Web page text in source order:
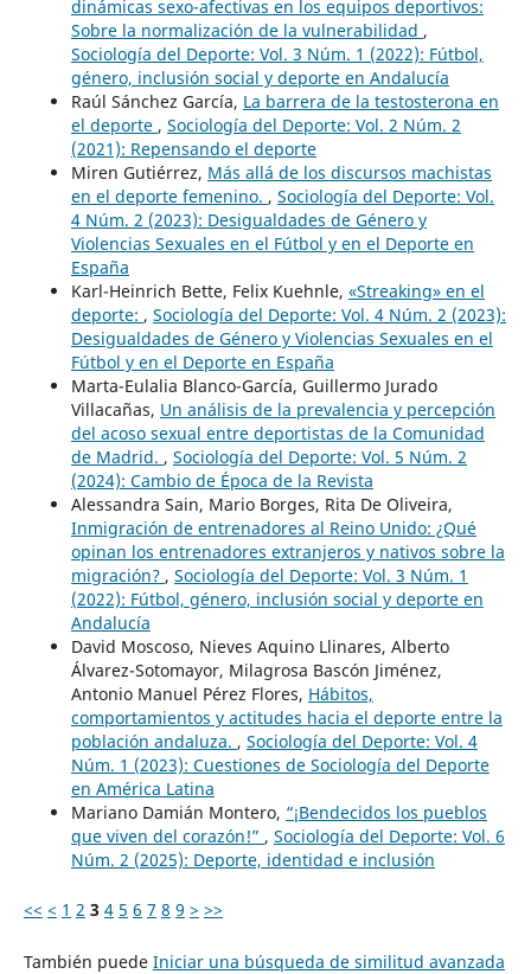
dinámicas sexo-afectivas en los equipos deportivos:
Sobre la normalización de la vulnerabilidad ,
Sociología del Deporte: Vol. 3 Núm. 1 (2022): Fútbol,
género, inclusión social y deporte en Andalucía
Raúl Sánchez García, La barrera de la testosterona en
el deporte , Sociología del Deporte: Vol. 2 Núm. 2
(2021): Repensando el deporte
Miren Gutiérrez, Más allá de los discursos machistas
en el deporte femenino. , Sociología del Deporte: Vol.
4 Núm. 2 (2023): Desigualdades de Género y
Violencias Sexuales en el Fútbol y en el Deporte en
España
Karl-Heinrich Bette, Felix Kuehnle, «Streaking» en el
deporte: , Sociología del Deporte: Vol. 4 Núm. 2 (2023):
Desigualdades de Género y Violencias Sexuales en el
Fútbol y en el Deporte en España
Marta-Eulalia Blanco-García, Guillermo Jurado
Villacañas, Un análisis de la prevalencia y percepción
del acoso sexual entre deportistas de la Comunidad
de Madrid. , Sociología del Deporte: Vol. 5 Núm. 2
(2024): Cambio de Época de la Revista
Alessandra Sain, Mario Borges, Rita De Oliveira,
Inmigración de entrenadores al Reino Unido: ¿Qué
opinan los entrenadores extranjeros y nativos sobre la
migración? , Sociología del Deporte: Vol. 3 Núm. 1
(2022): Fútbol, género, inclusión social y deporte en
Andalucía
David Moscoso, Nieves Aquino Llinares, Alberto
Álvarez-Sotomayor, Milagrosa Bascón Jiménez,
Antonio Manuel Pérez Flores, Hábitos,
comportamientos y actitudes hacia el deporte entre la
población andaluza. , Sociología del Deporte: Vol. 4
Núm. 1 (2023): Cuestiones de Sociología del Deporte
en América Latina
Mariano Damián Montero, “¡Bendecidos los pueblos
que viven del corazón!” , Sociología del Deporte: Vol. 6
Núm. 2 (2025): Deporte, identidad e inclusión
<< < 1 2 3 4 5 6 7 8 9 > >>
También puede Iniciar una búsqueda de similitud avanzada